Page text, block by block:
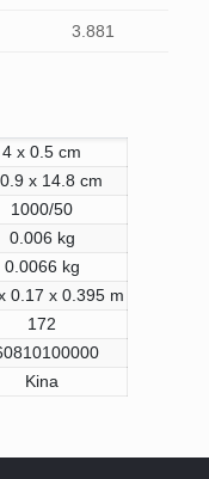
3.881
4 x 0.5 cm
x 14.8 cm
1000/50
0.006 kg
0.0066 kg
0.17 x 0.395 m
172
Kina